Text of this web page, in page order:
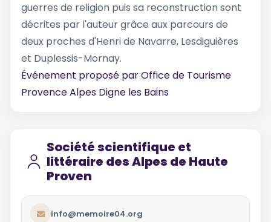
guerres de religion puis sa reconstruction sont
décrites par l'auteur grâce aux parcours de
deux proches d'Henri de Navarre, Lesdiguières
et Duplessis-Mornay.
Événement proposé parOffice de Tourisme
Provence Alpes Digne les Bains
Société scientifique et
littéraire des Alpes de Haute
Proven
info@memoire04.org